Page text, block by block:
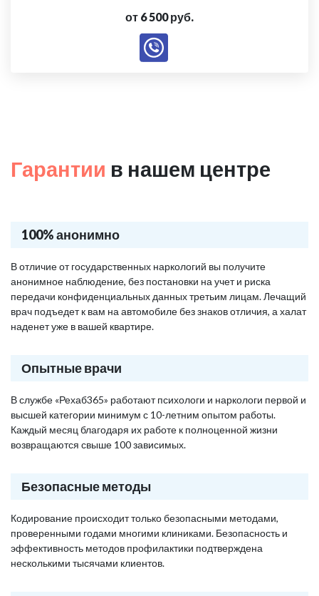
от 6 500 руб.
Гарантии в нашем центре
100% анонимно
В отличие от государственных наркологий вы получите
анонимное наблюдение, без постановки на учет и риска
передачи конфиденциальных данных третьим лицам. Лечащий
врач подъедет к вам на автомобиле без знаков отличия, а халат
наденет уже в вашей квартире.
Опытные врачи
В службе «Рехаб365» работают психологи и наркологи первой и
высшей категории минимум с 10-летним опытом работы.
Каждый месяц благодаря их работе к полноценной жизни
возвращаются свыше 100 зависимых.
Безопасные методы
Кодирование происходит только безопасными методами,
проверенными годами многими клиниками. Безопасность и
эффективность методов профилактики подтверждена
несколькими тысячами клиентов.